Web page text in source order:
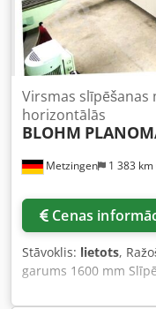
Metzingen 1 383 km
Virsmas slīpēšanas
horizontālās
BLOHM
Cenas
Stāvoklis: lietots,
garums 1600 mm
Saglabājamā detaļas